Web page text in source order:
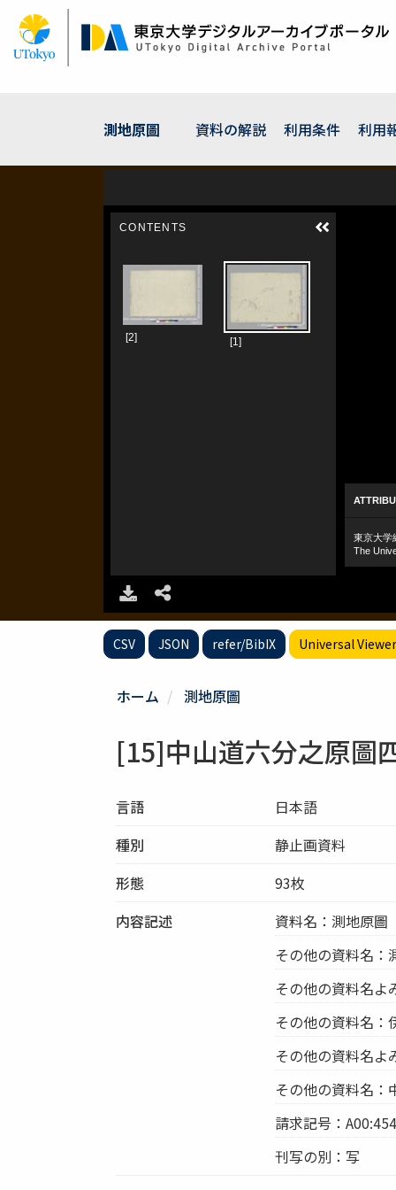
ン
に
測地原圖 資料の解説 利用条件 利用
CSV JSON refer/BibIX Universal Viewer
ホーム 測地原圖
[15]中山道六分之原圖
言語
日本語
種別
静止画資料
形態
93枚
内容記述
資料名：測地原圖
その他の資料名：
その他の資料名よ
その他の資料名：
その他の資料名よ
その他の資料名：
請求記号：
刊写の別：写